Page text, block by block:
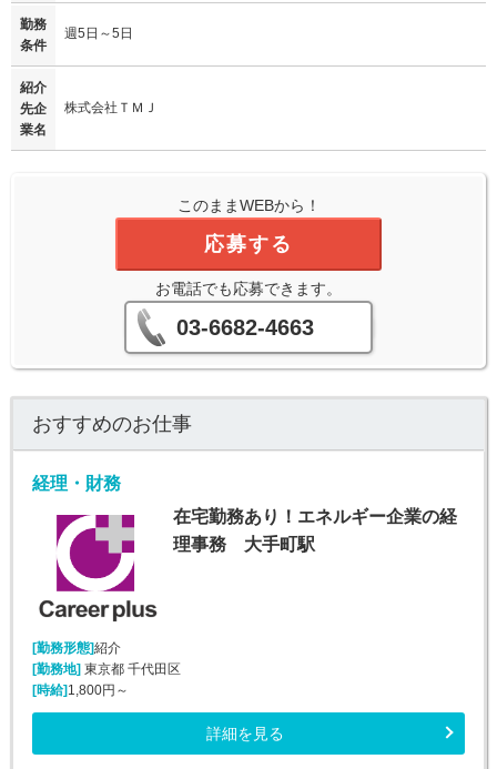
勤務
条件
週5日～5日
紹介
先企
業名
株式会社ＴＭＪ
このままWEBから！
応募する
お電話でも応募できます。
03-6682-4663
おすすめのお仕事
経理・財務
在宅勤務あり！エネルギー企業の経
理事務 大手町駅
[勤務形態]紹介
[勤務地]東京都 千代田区
[時給]1,800円～
詳細を見る